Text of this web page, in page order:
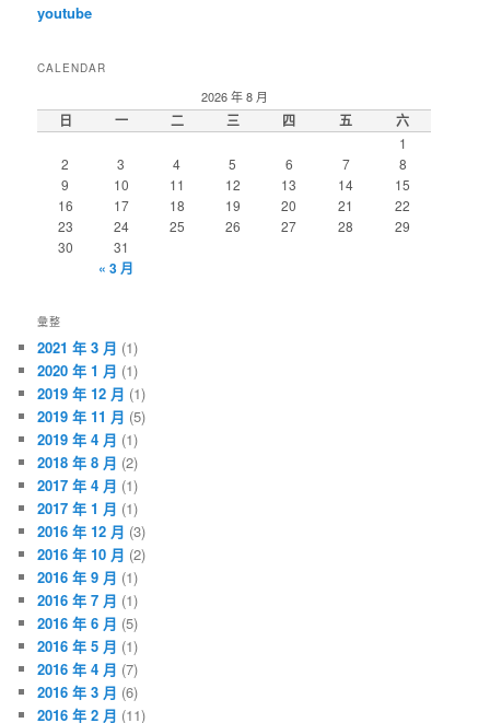
youtube
CALENDAR
2026 年 8 月
日 一 二 三 四 五 六
1
2
3 4 5 6 7
8
9
10 11 12 13 14
15
16
17 18 19 20 21
22
23
24 25 26 27 28
29
30
31
« 3 月
彙整
2021 年 3 月 (1)
2020 年 1 月 (1)
2019 年 12 月 (1)
2019 年 11 月 (5)
2019 年 4 月 (1)
2018 年 8 月 (2)
2017 年 4 月 (1)
2017 年 1 月 (1)
2016 年 12 月 (3)
2016 年 10 月 (2)
2016 年 9 月 (1)
2016 年 7 月 (1)
2016 年 6 月 (5)
2016 年 5 月 (1)
2016 年 4 月 (7)
2016 年 3 月 (6)
2016 年 2 月 (11)